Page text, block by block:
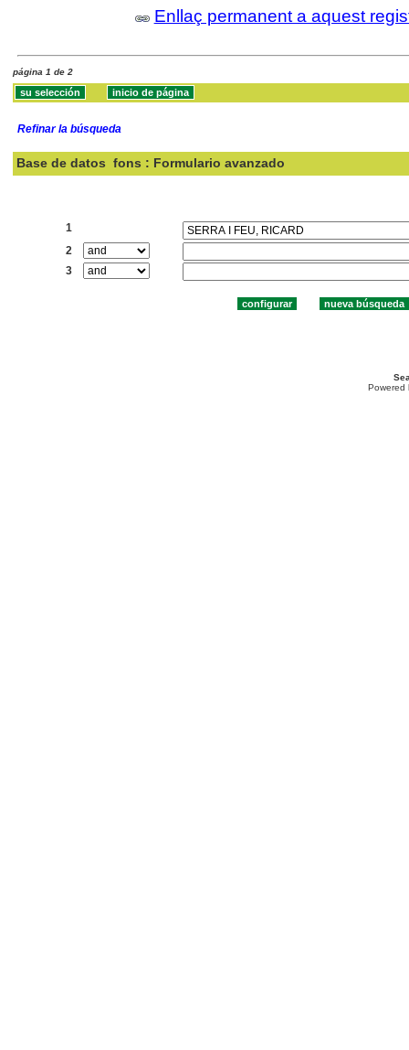
Enllaç permanent a aquest
página 1 de 2
Refinar la búsqueda
Base de datos fons : Formulario avanzado
1
2
3